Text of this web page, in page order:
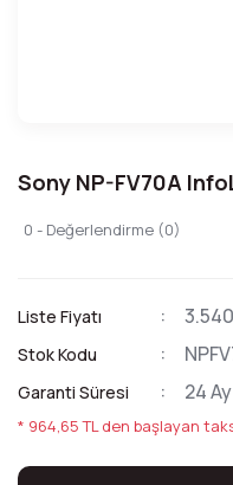
Sony NP-FV70A
0 - Değerlendirme (0)
Liste Fiyatı
Stok Kodu
Garanti Süresi 24 Ay
* 964,65 TL den başlayan